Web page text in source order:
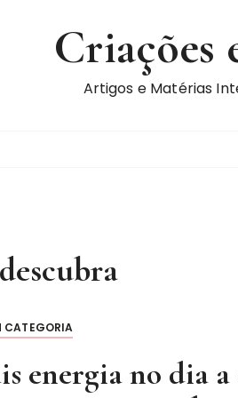
Criações
Artigos e Matérias
descubra
CATEGORIA
energia no dia a